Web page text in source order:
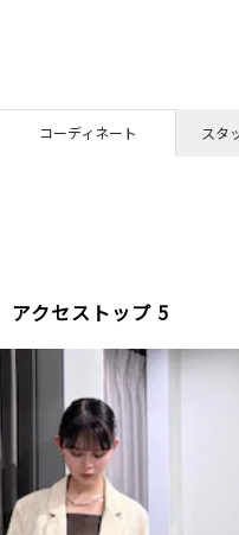
コーディネート スタ
アクセストップ 5